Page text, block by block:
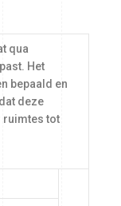
qua
Het
bepaald en
deze
ruimtes tot